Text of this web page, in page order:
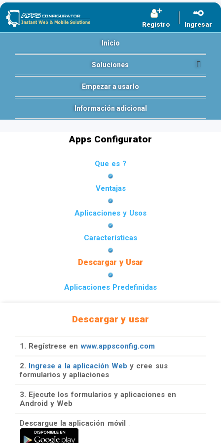
Registro Ingresar
Inicio
Soluciones
Empezar a usarlo
Información adicional
Apps Configurator
Que es ?
Ventajas
Aplicaciones y Usos
Características
Descargar y Usar
Aplicaciones Predefinidas
Descargar y usar
1. Regístrese enwww.appsconfig.com
2. Ingrese a la aplicación Weby cree sus
formularios y apliaciones
3. Ejecute los formularios y aplicaciones en
Android y Web
Descargue la aplicación móvil .